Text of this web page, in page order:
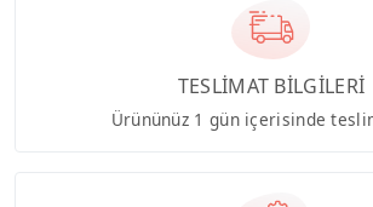
TESLİMAT BİLGİLERİ
Ürününüz 1 gün içerisinde